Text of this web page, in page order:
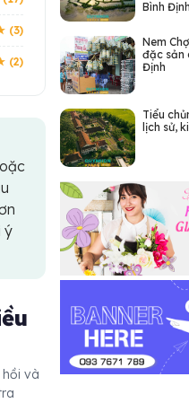
(3)
(2)
ý
và
Bình Định
Nem
đặc sản
Định
Tiểu
lịch sử,